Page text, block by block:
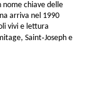
nome chiave delle
arriva nel 1990
vivi e lettura
Saint‑Joseph e